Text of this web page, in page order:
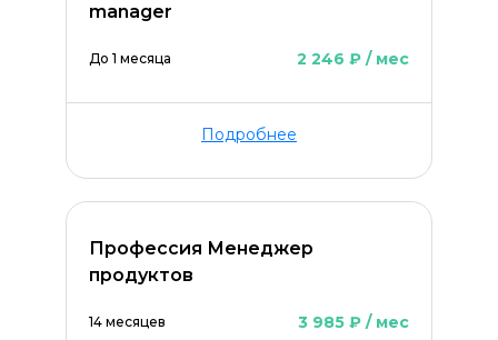
manager
До 1 месяца 2 246 ₽ / мес
Подробнее
Профессия Менеджер
продуктов
14 месяцев 3 985 ₽ / мес